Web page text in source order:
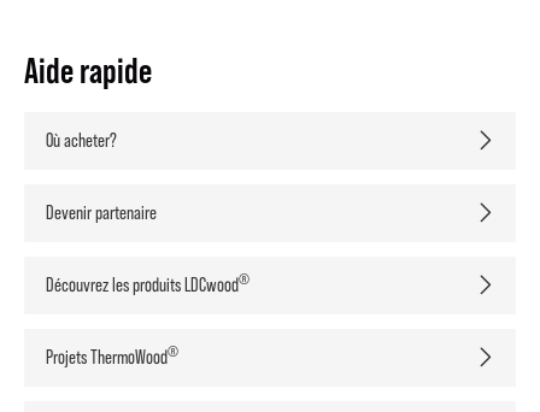
Aide rapide
Où acheter?
Devenir partenaire
Découvrez les produits LDCwood®
Projets ThermoWood®